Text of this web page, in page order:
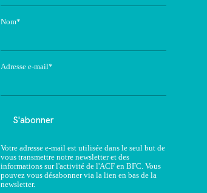
Nom*
Adresse e-mail*
Votre adresse e-mail est utilisée dans le seul but de
vous transmettre notre newsletter et des
informations sur l'activité de l'ACF en BFC. Vous
pouvez vous désabonner via la lien en bas de la
newsletter.